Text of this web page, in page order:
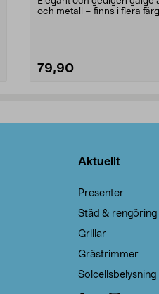
och metall – finns i flera
79,90
Aktuellt
Presenter
Städ & rengöring
Grillar
Grästrimmer
Solcellsbelysning